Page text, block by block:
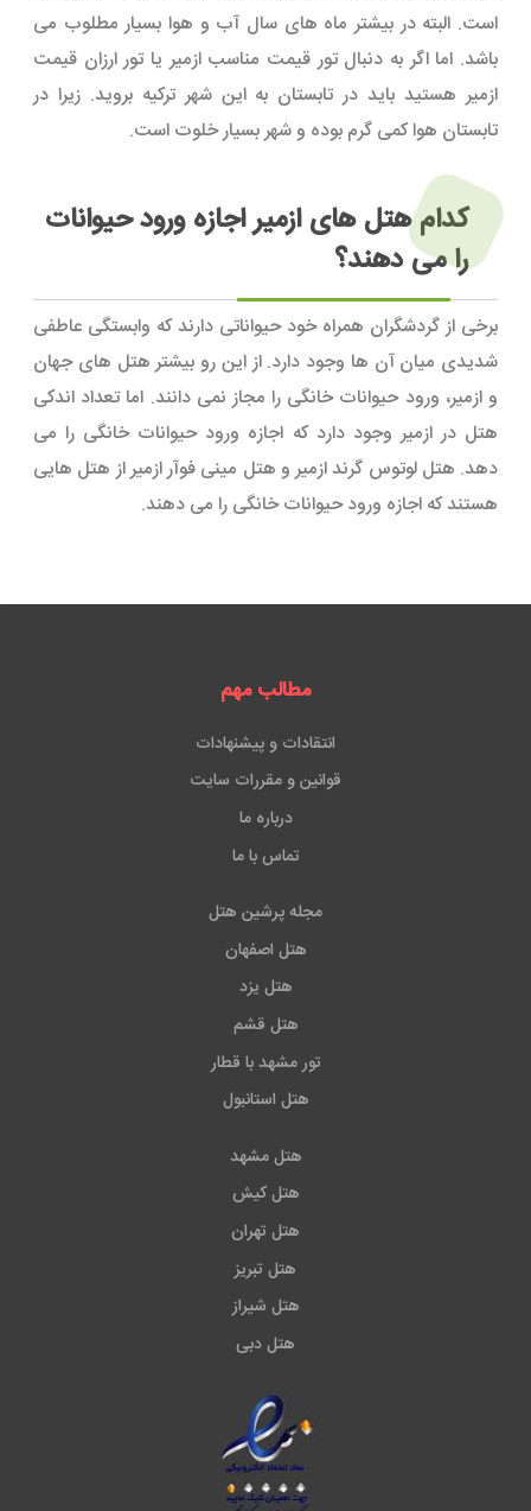
است. البته در بیشتر ماه های سال آب و هوا بسیار مطلوب می
باشد. اما اگر به دنبال تور قیمت مناسب ازمیر یا تور ارزان قیمت
ازمیر هستید باید در تابستان به این شهر ترکیه بروید. زیرا در
تابستان هوا کمی گرم بوده و شهر بسیار خلوت است.
کدام هتل های ازمیر اجازه ورود حیوانات
را می دهند؟
برخی از گردشگران همراه خود حیواناتی دارند که وابستگی عاطفی
شدیدی میان آن ها وجود دارد. از این رو بیشتر هتل های جهان
و ازمیر، ورود حیوانات خانگی را مجاز نمی دانند. اما تعداد اندکی
هتل در ازمیر وجود دارد که اجازه ورود حیوانات خانگی را می
دهد. هتل لوتوس گرند ازمیر و هتل مینی فوآر ازمیر از هتل هایی
هستند که اجازه ورود حیوانات خانگی را می دهند.
مطالب مهم
انتقادات و پیشنهادات
قوانین و مقررات سایت
درباره ما
تماس با ما
مجله پرشین هتل
هتل اصفهان
هتل یزد
هتل قشم
تور مشهد با قطار
هتل استانبول
هتل مشهد
هتل کیش
هتل تهران
هتل تبریز
هتل شیراز
هتل دبی